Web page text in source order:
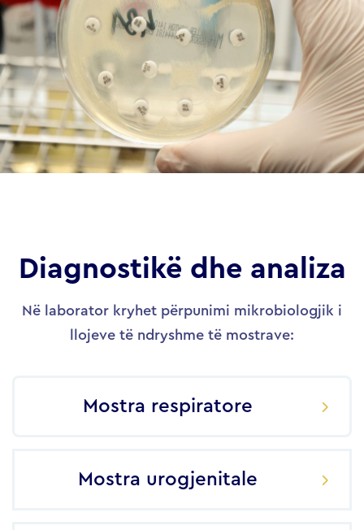
Diagnostikë dhe analiza
Në laborator kryhet përpunimi mikrobiologjik i
llojeve të ndryshme të mostrave:
Mostra respiratore
Mostra urogjenitale